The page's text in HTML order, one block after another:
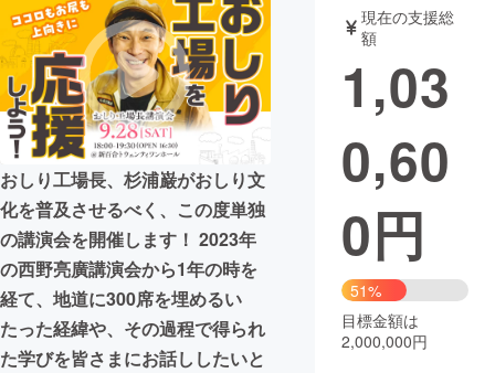
アート・写真 音楽
テクノロジー・ガジェット ゲーム・サ
映像・映画
ビジネス・起業
まちづくり・地域活性化
CAMPFIRE for Social Good
CAMPFIRE Creation
CAMPFIREふるさと納税machi-ya コミュニティ
おしり工場長、杉浦巌がおしり文
化を普及させるべく、この度単独
の講演会を開催します！ 2023年
の西野亮廣講演会から1年の時を
経て、地道に300席を埋めるい
たった経緯や、その過程で得られ
た学びを皆さまにお話ししたいと
現在の支援総
額
1,03
0,60
0円
51%
目標金額は
2,000,000円